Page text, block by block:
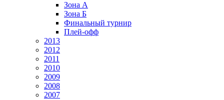
Зона А
Зона Б
Финальный турнир
Плей-офф
2013
2012
2011
2010
2009
2008
2007